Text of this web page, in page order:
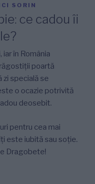
SORIN
ce cadou îi
în România
poartă
specială se
o ocazie potrivită
deosebit.
pentru cea mai
este iubită sau soție.
Dragobete!